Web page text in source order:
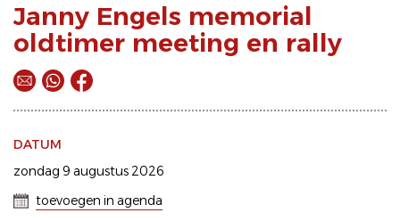
Janny Engels memorial
oldtimer meeting en rally
DATUM
zondag 9 augustus 2026
toevoegen in agenda